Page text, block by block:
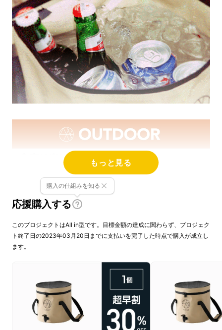
もっと見る
応援購入する
購入の仕組みを知る
このプロジェクトはAll in型です。目標金額の達成に関わらず、プロジェク
ト終了日の2023年03月20日までに支払いを完了した時点で購入が成立し
ます。